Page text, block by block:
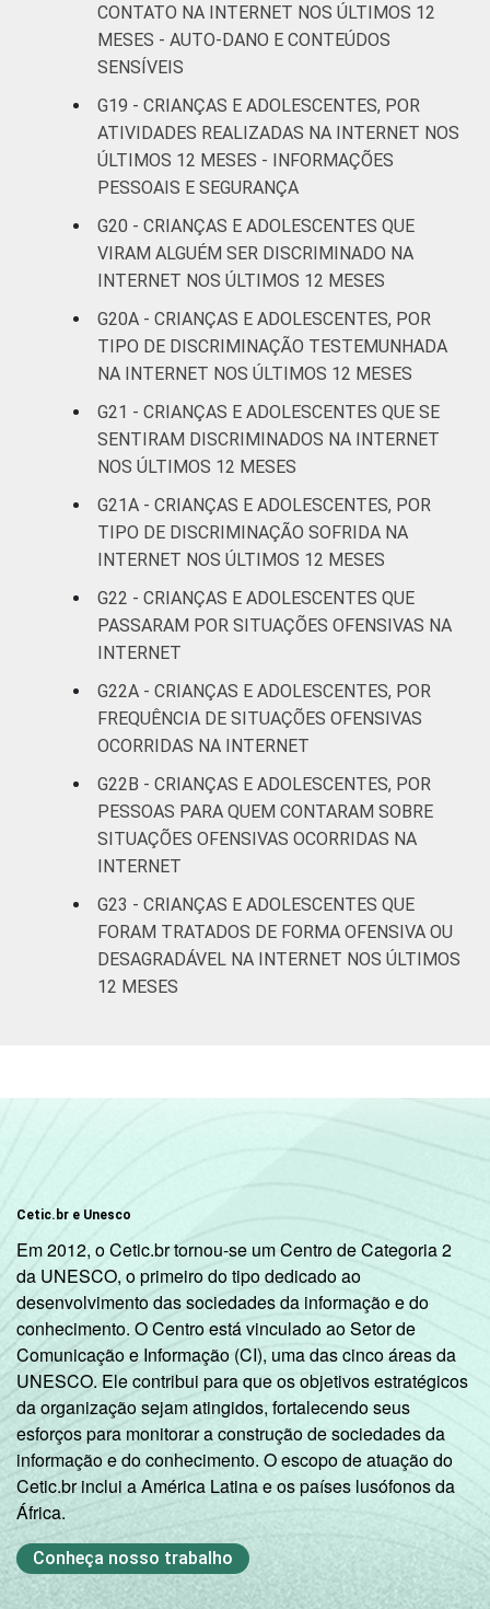
CONTATO NA INTERNET NOS ÚLTIMOS 12
MESES - AUTO-DANO E CONTEÚDOS
SENSÍVEIS
G19 - CRIANÇAS E ADOLESCENTES, POR
ATIVIDADES REALIZADAS NA INTERNET NOS
ÚLTIMOS 12 MESES - INFORMAÇÕES
PESSOAIS E SEGURANÇA
G20 - CRIANÇAS E ADOLESCENTES QUE
VIRAM ALGUÉM SER DISCRIMINADO NA
INTERNET NOS ÚLTIMOS 12 MESES
G20A - CRIANÇAS E ADOLESCENTES, POR
TIPO DE DISCRIMINAÇÃO TESTEMUNHADA
NA INTERNET NOS ÚLTIMOS 12 MESES
G21 - CRIANÇAS E ADOLESCENTES QUE SE
SENTIRAM DISCRIMINADOS NA INTERNET
NOS ÚLTIMOS 12 MESES
G21A - CRIANÇAS E ADOLESCENTES, POR
TIPO DE DISCRIMINAÇÃO SOFRIDA NA
INTERNET NOS ÚLTIMOS 12 MESES
G22 - CRIANÇAS E ADOLESCENTES QUE
PASSARAM POR SITUAÇÕES OFENSIVAS NA
INTERNET
G22A - CRIANÇAS E ADOLESCENTES, POR
FREQUÊNCIA DE SITUAÇÕES OFENSIVAS
OCORRIDAS NA INTERNET
G22B - CRIANÇAS E ADOLESCENTES, POR
PESSOAS PARA QUEM CONTARAM SOBRE
SITUAÇÕES OFENSIVAS OCORRIDAS NA
INTERNET
G23 - CRIANÇAS E ADOLESCENTES QUE
FORAM TRATADOS DE FORMA OFENSIVA OU
DESAGRADÁVEL NA INTERNET NOS ÚLTIMOS
12 MESES
Cetic.br e Unesco
Em 2012, o Cetic.br tornou-se um Centro de Categoria 2
da UNESCO, o primeiro do tipo dedicado ao
desenvolvimento das sociedades da informação e do
conhecimento. O Centro está vinculado ao Setor de
Comunicação e Informação (CI), uma das cinco áreas da
UNESCO. Ele contribui para que os objetivos estratégicos
da organização sejam atingidos, fortalecendo seus
esforços para monitorar a construção de sociedades da
informação e do conhecimento. O escopo de atuação do
Cetic.br inclui a América Latina e os países lusófonos da
África.
Conheça nosso trabalho